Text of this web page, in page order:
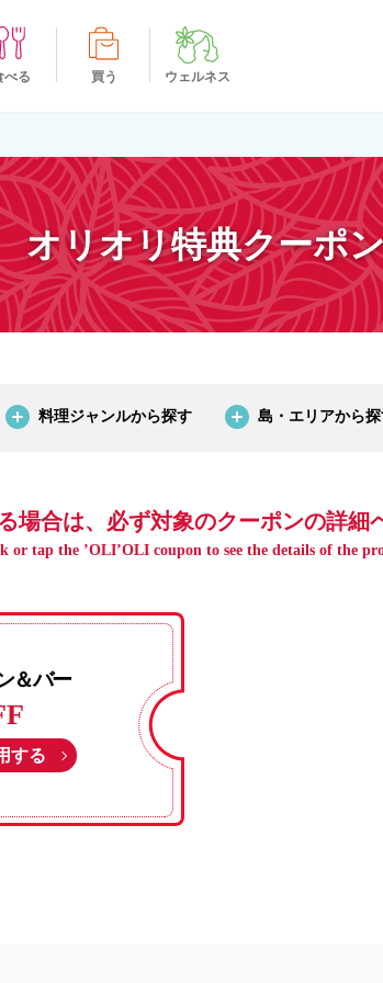
べる 買う ウェルネス
オリオリ特典クーポ
料理ジャンルから探す 島・エリアから
場合は、必ず対象のクーポンの詳細
or tap the ’OLI’OLI coupon to see the details of the
＆バー
する